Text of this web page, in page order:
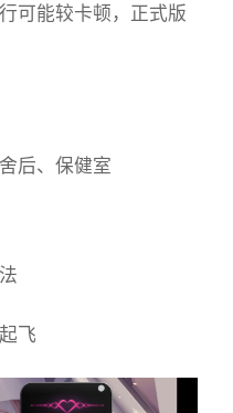
可能较卡顿，正式版
后、保健室
飞